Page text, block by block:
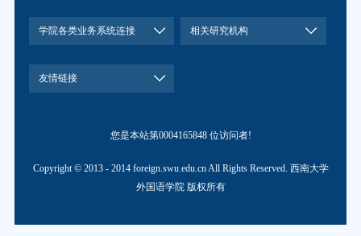
学院各类业务系统连接 相关研究机构
友情链接
您是本站第0004165848 位访问者!
Copyright © 2013 - 2014 foreign.swu.edu.cn All Rights Reserved. 西南大学
外国语学院 版权所有